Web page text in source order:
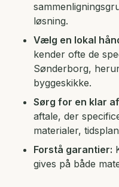
løsning.
Vælg en lokal
kender ofte de
Sønderborg,
byggeskikke.
Sørg for en klar
aftale, der
materialer,
Forstå garantier:
gives på både